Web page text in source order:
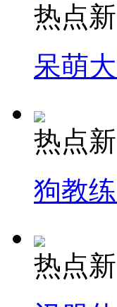
热点
呆萌
热点
狗教
热点